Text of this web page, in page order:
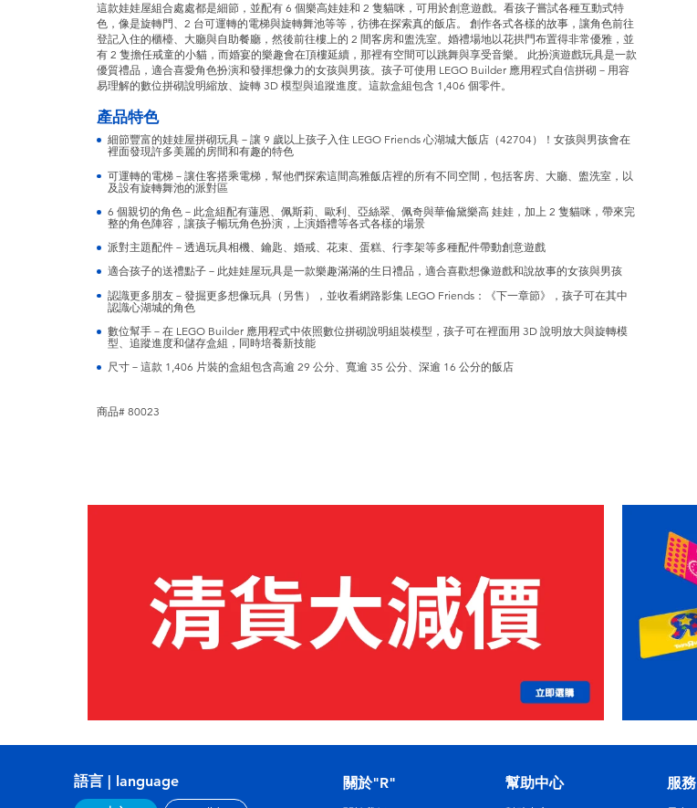
這款娃娃屋組合處處都是細節，並配有 6 個樂高娃娃和 2 隻貓咪，可用於創意遊戲。看孩子嘗試各種互動式特
色，像是旋轉門、2 台可運轉的電梯與旋轉舞池等等，彷彿在探索真的飯店。 創作各式各樣的故事，讓角色前往
登記入住的櫃檯、大廳與自助餐廳，然後前往樓上的 2 間客房和盥洗室。婚禮場地以花拱門布置得非常優雅，並
有 2 隻擔任戒童的小貓，而婚宴的樂趣會在頂樓延續，那裡有空間可以跳舞與享受音樂。 此扮演遊戲玩具是一款
優質禮品，適合喜愛角色扮演和發揮想像力的女孩與男孩。孩子可使用 LEGO Builder 應用程式自信拼砌－用容
易理解的數位拼砌說明縮放、旋轉 3D 模型與追蹤進度。這款盒組包含 1,406 個零件。
產品特色
細節豐富的娃娃屋拼砌玩具－讓 9 歲以上孩子入住 LEGO Friends 心湖城大飯店（42704）！女孩與男孩會在
裡面發現許多美麗的房間和有趣的特色
可運轉的電梯－讓住客搭乘電梯，幫他們探索這間高雅飯店裡的所有不同空間，包括客房、大廳、盥洗室，以
及設有旋轉舞池的派對區
6 個親切的角色－此盒組配有蓮恩、佩斯莉、歐利、亞絲翠、佩奇與華倫黛樂高 娃娃，加上 2 隻貓咪，帶來完
整的角色陣容，讓孩子暢玩角色扮演，上演婚禮等各式各樣的場景
派對主題配件－透過玩具相機、鑰匙、婚戒、花束、蛋糕、行李架等多種配件帶動創意遊戲
適合孩子的送禮點子－此娃娃屋玩具是一款樂趣滿滿的生日禮品，適合喜歡想像遊戲和說故事的女孩與男孩
認識更多朋友－發掘更多想像玩具（另售），並收看網路影集 LEGO Friends：《下一章節》，孩子可在其中
認識心湖城的角色
數位幫手－在 LEGO Builder 應用程式中依照數位拼砌說明組裝模型，孩子可在裡面用 3D 說明放大與旋轉模
型、追蹤進度和儲存盒組，同時培養新技能
尺寸－這款 1,406 片裝的盒組包含高逾 29 公分、寬逾 35 公分、深逾 16 公分的飯店
商品# 80023
語言 | language 關於"R" 幫助中心 服務